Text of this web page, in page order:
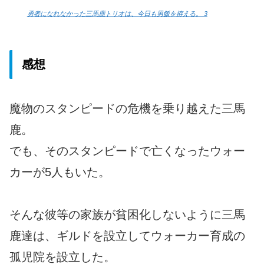
勇者になれなかった三馬鹿トリオは、今日も男飯を拵える。 3
感想
魔物のスタンピードの危機を乗り越えた三馬
鹿。
でも、そのスタンピードで亡くなったウォー
カーが5人もいた。
そんな彼等の家族が貧困化しないように三馬
鹿達は、ギルドを設立してウォーカー育成の
孤児院を設立した。